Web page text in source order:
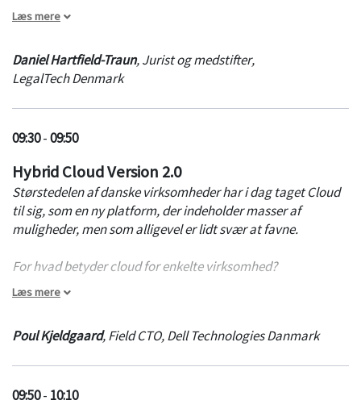
Under oplægget vil nogle af de største juridiske udfordringer
territorialhøjhedsprincippet og tilsynets vejledning er nogle
af de emner, der vil blive kigget ind i. Der vil som altid være
Læs mere
Daniel Hartfield-Traun,Jurist og medstifter,
LegalTech Denmark
09:30-09:50
Hybrid Cloud Version 2.0
Størstedelen af danske virksomheder har i dag taget Cloud
til sig, som en ny platform, der indeholder masser af
muligheder, men som alligevel er lidt svær at favne.
For hvad betyder cloud for enkelte virksomhed?
Er det bare en andens computer, der står i et andet
Er det et problem at lægge sine data der?
Læs mere
Poul Kjeldgaard,Field CTO,Dell Technologies Danmark
09:50- 10:10